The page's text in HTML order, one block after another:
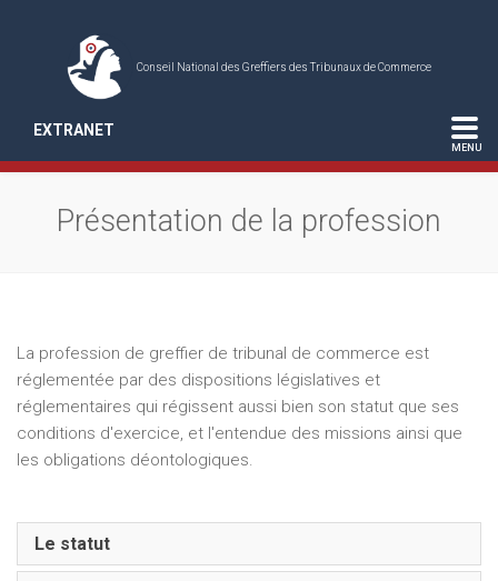
Conseil National des Greffiers des Tribunaux de Commerce
EXTRANET
Présentation de la profession
La profession de greffier de tribunal de commerce est
réglementée par des dispositions législatives et
réglementaires qui régissent aussi bien son statut que ses
conditions d'exercice, et l'entendue des missions ainsi que
les obligations déontologiques.
Le statut